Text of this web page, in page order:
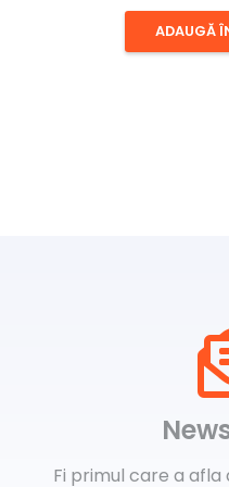
ADAUGĂ
Fi primul care a afla